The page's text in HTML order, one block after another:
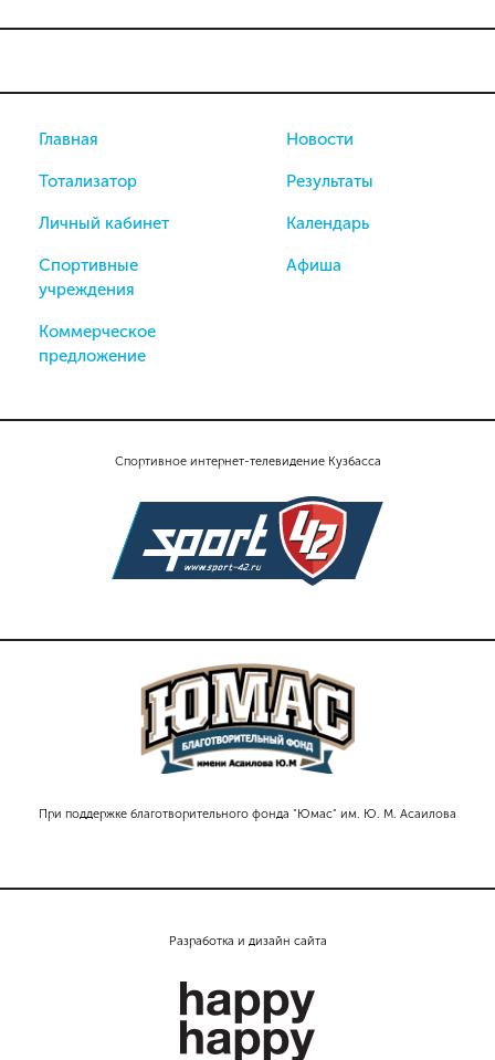
Спортивное интернет-телевидение Кузбасса
При поддержке благотворительного фонда "Юмас" им. Ю. М. Асаилова
Главная
Тотализатор
Личный кабинет
Спортивные
учреждения
Коммерческое
предложение
Новости
Результаты
Календарь
Афиша
Разработка и дизайн сайта